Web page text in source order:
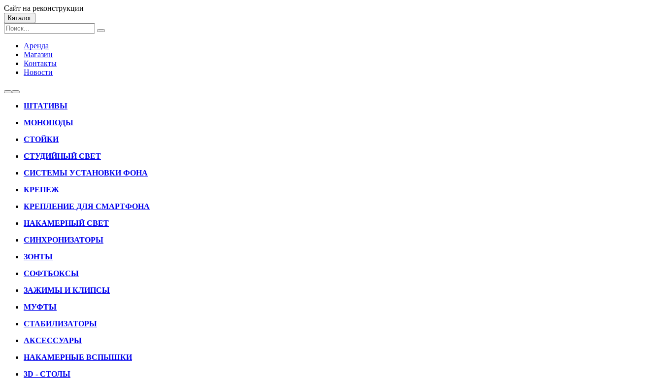
Сайт на реконструкции
Каталог
Аренда
Магазин
Контакты
Новости
ШТАТИВЫ
МОНОПОДЫ
СТОЙКИ
СТУДИЙНЫЙ СВЕТ
СИСТЕМЫ УСТАНОВКИ ФОНА
КРЕПЕЖ
КРЕПЛЕНИЕ ДЛЯ СМАРТФОНА
НАКАМЕРНЫЙ СВЕТ
СИНХРОНИЗАТОРЫ
ЗОНТЫ
СОФТБОКСЫ
ЗАЖИМЫ И КЛИПСЫ
МУФТЫ
СТАБИЛИЗАТОРЫ
АКСЕССУАРЫ
НАКАМЕРНЫЕ ВСПЫШКИ
3D - СТОЛЫ